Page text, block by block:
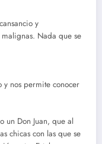
y
Nada que se
y nos permite conocer
un Don Juan, que al
chicas con las que se